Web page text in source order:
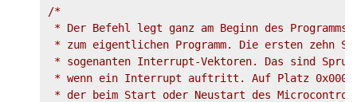
/*
* Der Befehl legt ganz am Beginn des
* zum eigentlichen Programm. Die ersten zehn
* sogenanten Interrupt-Vektoren. Das sind
* wenn ein Interrupt auftritt. Auf Platz 0x0000
* der beim Start oder Neustart des